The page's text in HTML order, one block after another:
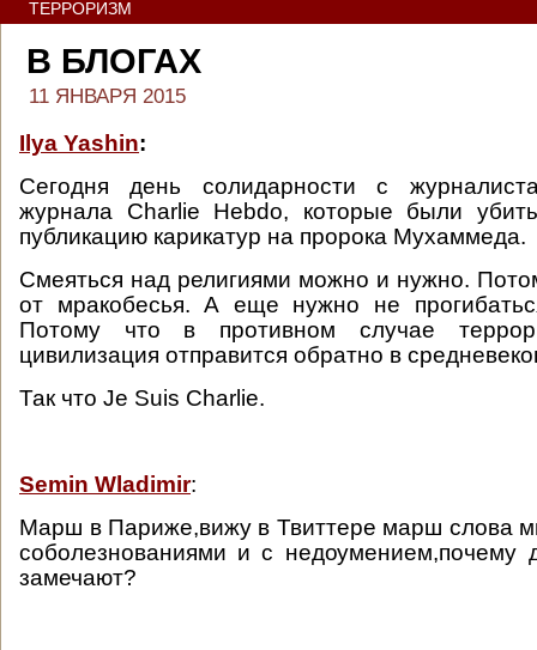
ТЕРРОРИЗМ
В БЛОГАХ
11 ЯНВАРЯ 2015
Ilya Yashin:
Сегодня день солидарности с
журнала Charlie Hebdo, которые были
публикацию карикатур на пророка Мухаммеда.
Смеяться над религиями можно и нужно.
от мракобесья. А еще нужно не
Потому что в противном случае
цивилизация отправится обратно в
Так что Je Suis Charlie.
Semin Wladimir:
Марш в Париже,вижу в Твиттере марш слова
соболезнованиями и с недоумением,почему
замечают?